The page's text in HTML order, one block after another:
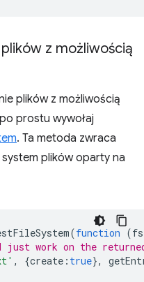
z możliwością
plików z możliwością
prostu wywołaj
. Ta metoda zwraca
plików oparty na
(function (fs
just work on the
, {create : true},